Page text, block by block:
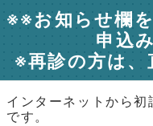
※※お知らせ欄
申込
※再診の方は、
インターネットから
です。